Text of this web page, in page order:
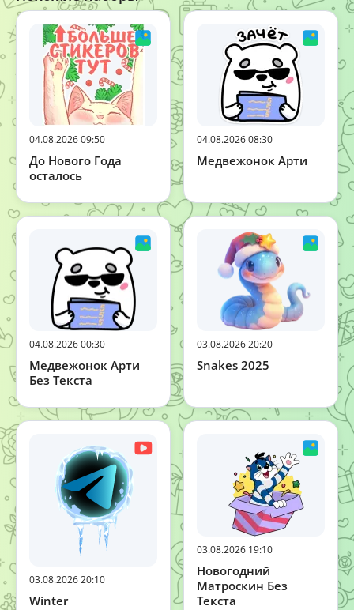
04.08.2026 09:50
До Нового Года
осталось
04.08.2026 08:30
Медвежонок Арти
04.08.2026 00:30
Медвежонок Арти
Без Текста
03.08.2026 20:20
Snakes 2025
03.08.2026 20:10
Winter
03.08.2026 19:10
Новогодний
Матроскин Без
Текста